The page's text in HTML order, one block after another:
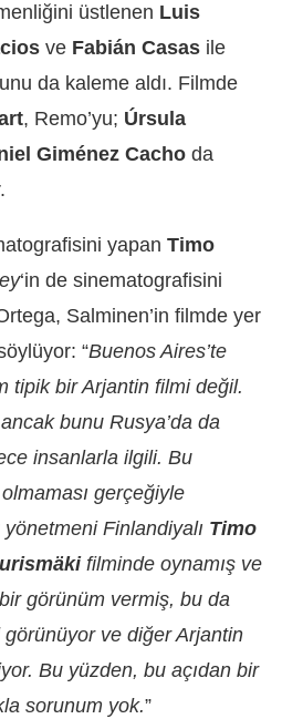
üstlenen Luis
ve Fabián Casas ile
da kaleme aldı. Filmde
, Remo’yu; Úrsula
Giménez Cacho da
yapan Timo
‘in de sinematografisini
Salminen’in filmde yer
“Buenos Aires’te
tipik bir Arjantin filmi değil.
bunu Rusya’da da
insanlarla ilgili. Bu
gerçeğiyle
Finlandiyalı Timo
filminde oynamış ve
görünüm vermiş, bu da
ve diğer Arjantin
Bu yüzden, bu açıdan bir
sorunum yok.”